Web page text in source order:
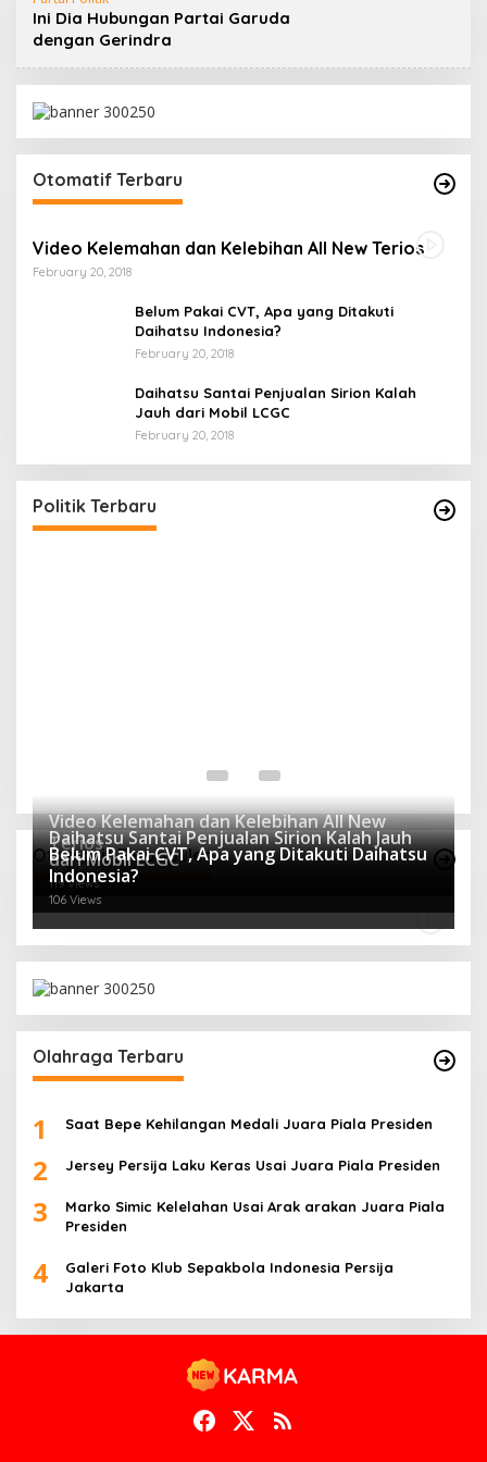
Ini Dia Hubungan Partai Garuda
dengan Gerindra
Otomatif Terbaru
Video Kelemahan dan Kelebihan All New Terios
February 20, 2018
Belum Pakai CVT, Apa yang Ditakuti
Daihatsu Indonesia?
February 20, 2018
Daihatsu Santai Penjualan Sirion Kalah
Jauh dari Mobil LCGC
February 20, 2018
Politik Terbaru
Gerindra
In Berita, Politik |
Otomotif Terpopuler
Video Kelemahan dan Kelebihan All New
Terios
166 Views
Daihatsu Santai Penjualan Sirion Kalah Jauh
dari Mobil LCGC
119 Views
Belum Pakai CVT, Apa yang Ditakuti Daihatsu
Indonesia?
106 Views
Olahraga Terbaru
1 Saat Bepe Kehilangan Medali Juara Piala Presiden
2 Jersey Persija Laku Keras Usai Juara Piala Presiden
3
Marko Simic Kelelahan Usai Arak arakan Juara Piala
Presiden
4
Galeri Foto Klub Sepakbola Indonesia Persija
Jakarta